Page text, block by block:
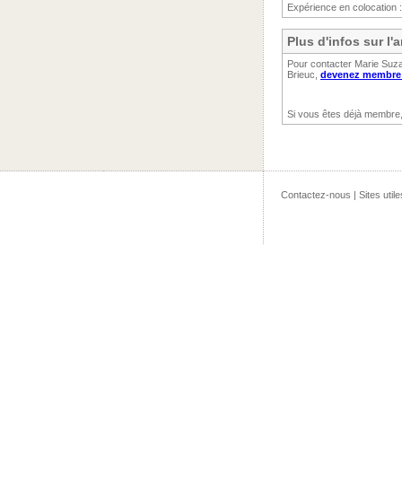
Expérience en colocation :
Plus d'infos sur
Pour contacter Marie
Brieuc, devenez
Si vous êtes déjà
Contactez-nous | Sites